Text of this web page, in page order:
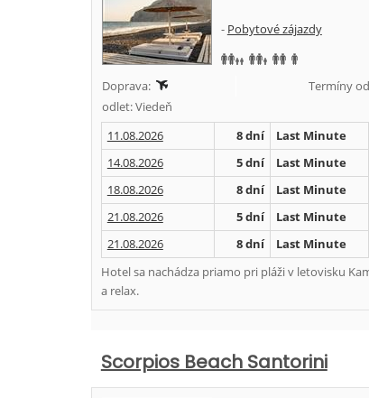
- Pobytové zájazdy
Doprava:
Termíny
odlet: Viedeň
11.08.2026
8 dní Last Minute
14.08.2026
5 dní Last Minute
18.08.2026
8 dní Last Minute
21.08.2026
5 dní Last Minute
21.08.2026
8 dní Last Minute
Hotel sa nachádza priamo pri pláži v letovisku
a relax.
Scorpios Beach Santorini